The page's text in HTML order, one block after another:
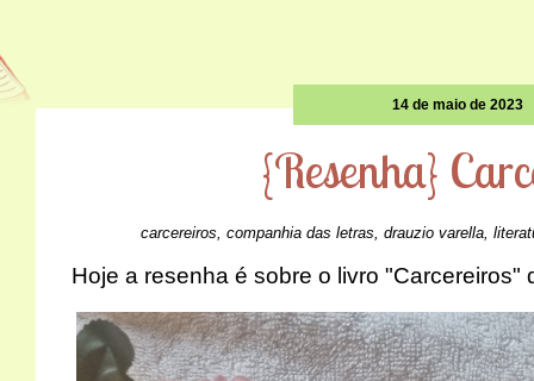
14 de maio de 2023
{Resenha}
carcereiros, companhia das letras, drauzio varella,
Hoje a resenha é sobre o livro "Carcereiros"